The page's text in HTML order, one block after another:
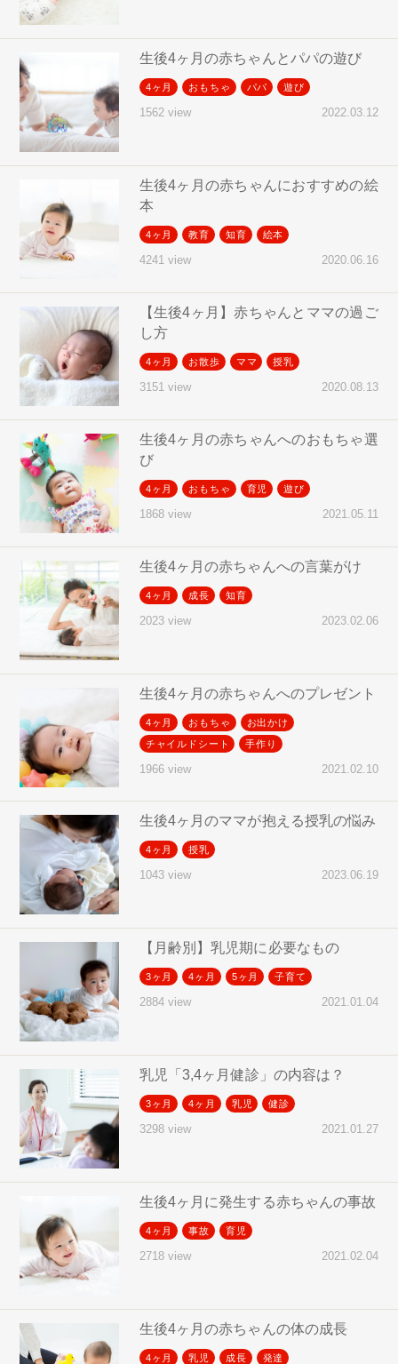
生後4ヶ月の赤ちゃんとパパの遊び
4ヶ月 おもちゃ パパ 遊び
1562 view 2022.03.12
生後4ヶ月の赤ちゃんにおすすめの絵
本
4ヶ月 教育 知育 絵本
4241 view 2020.06.16
【生後4ヶ月】赤ちゃんとママの過ご
し方
4ヶ月 お散歩 ママ 授乳
3151 view 2020.08.13
生後4ヶ月の赤ちゃんへのおもちゃ選
び
4ヶ月 おもちゃ 育児 遊び
1868 view 2021.05.11
生後4ヶ月の赤ちゃんへの言葉がけ
4ヶ月 成長 知育
2023 view 2023.02.06
生後4ヶ月の赤ちゃんへのプレゼント
4ヶ月 おもちゃ
お出かけ
チャイルドシート
手作り
1966 view 2021.02.10
生後4ヶ月のママが抱える授乳の悩み
4ヶ月 授乳
1043 view 2023.06.19
【月齢別】乳児期に必要なもの
3ヶ月 4ヶ月 5ヶ月 子育て
2884 view 2021.01.04
乳児「3,4ヶ月健診」の内容は？
3ヶ月 4ヶ月 乳児 健診
3298 view 2021.01.27
生後4ヶ月に発生する赤ちゃんの事故
4ヶ月 事故 育児
2718 view 2021.02.04
生後4ヶ月の赤ちゃんの体の成長
4ヶ月 乳児 成長 発達